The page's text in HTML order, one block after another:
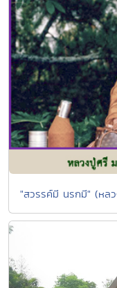
"สวรรค์มี นรกมี" (หล